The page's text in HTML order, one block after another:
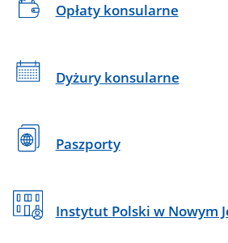
Opłaty konsularne
Dyżury konsularne
Paszporty
Instytut Polski w Nowym